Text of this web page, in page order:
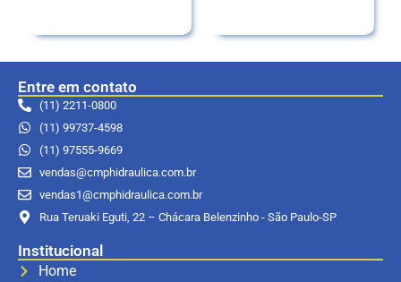
Entre em contato
(11) 2211-0800
(11) 99737-4598
(11) 97555-9669
vendas@cmphidraulica.com.br
vendas1@cmphidraulica.com.br
Rua Teruaki Eguti, 22 – Chácara Belenzinho - São Paulo-SP
Institucional
Home